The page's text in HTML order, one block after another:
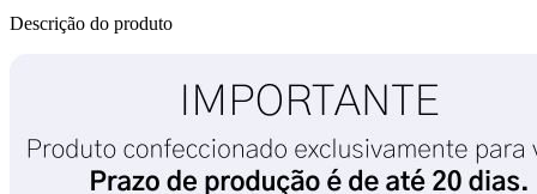
Descrição do produto